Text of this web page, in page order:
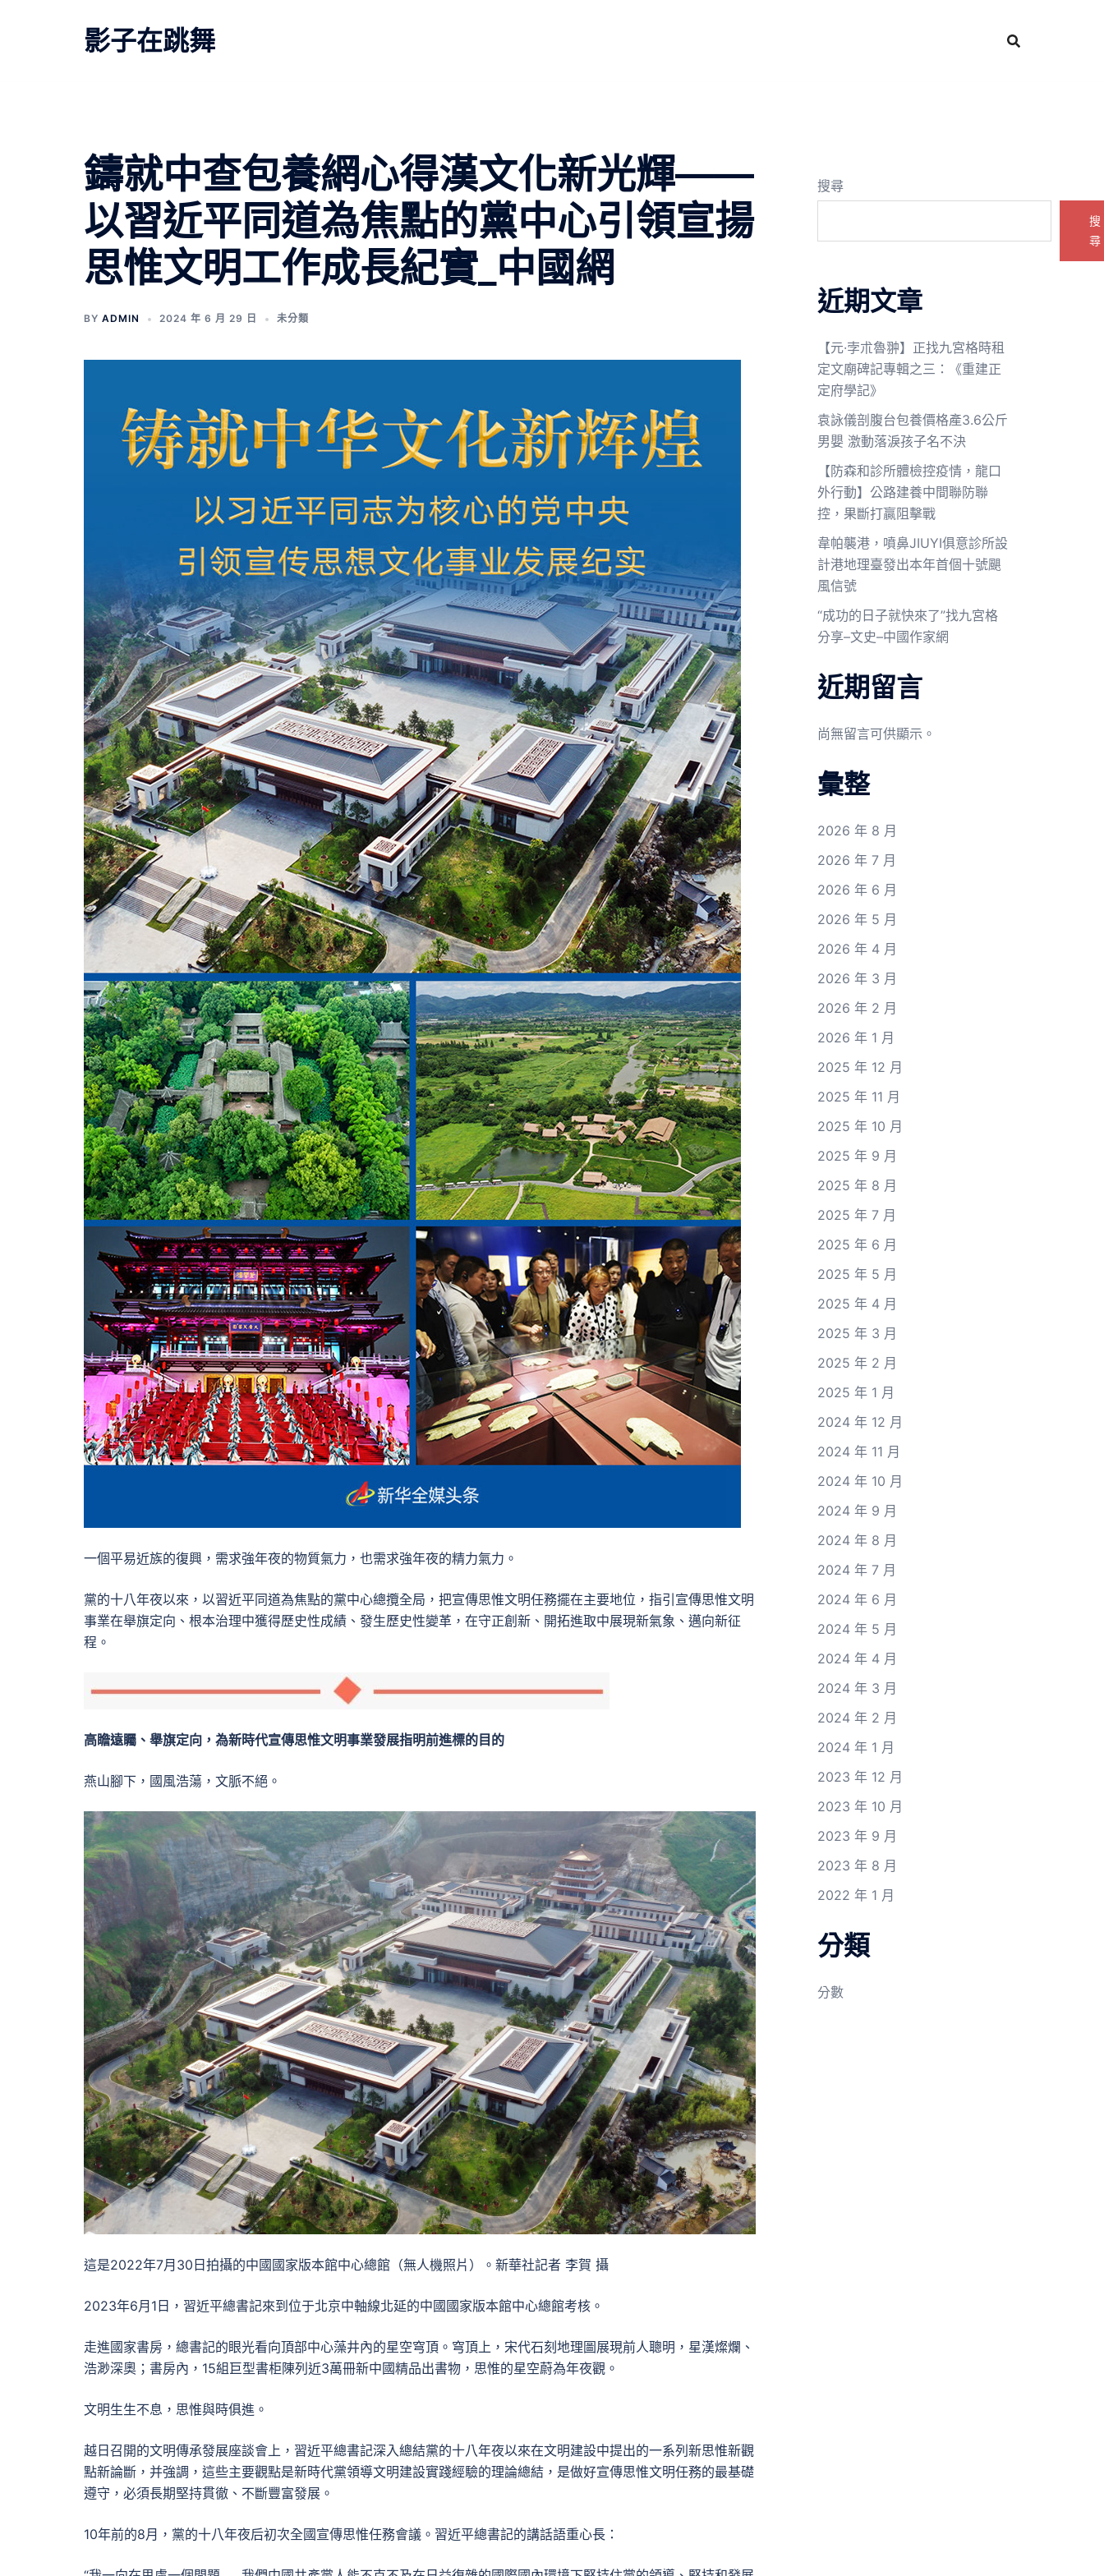
影子在跳舞
鑄就中查包養網心得漢文化新光輝——
以習近平同道為焦點的黨中心引領宣揚
思惟文明工作成長紀實_中國網
BY ADMIN 2024 年 6 月 29 日 未分類
一個平易近族的復興，需求強年夜的物質氣力，也需求強年夜的精力氣力。
黨的十八年夜以來，以習近平同道為焦點的黨中心總攬全局，把宣傳思惟文明任務擺在主要地位，指引宣傳思惟文明
事業在舉旗定向、根本治理中獲得歷史性成績、發生歷史性變革，在守正創新、開拓進取中展現新氣象、邁向新征
程。
高瞻遠矚、舉旗定向，為新時代宣傳思惟文明事業發展指明前進標的目的
燕山腳下，國風浩蕩，文脈不絕。
這是2022年7月30日拍攝的中國國家版本館中心總館（無人機照片）。新華社記者 李賀 攝
2023年6月1日，習近平總書記來到位于北京中軸線北延的中國國家版本館中心總館考核。
走進國家書房，總書記的眼光看向頂部中心藻井內的星空穹頂。穹頂上，宋代石刻地理圖展現前人聰明，星漢燦爛、
浩渺深奧；書房內，15組巨型書柜陳列近3萬冊新中國精品出書物，思惟的星空蔚為年夜觀。
文明生生不息，思惟與時俱進。
越日召開的文明傳承發展座談會上，習近平總書記深入總結黨的十八年夜以來在文明建設中提出的一系列新思惟新觀
點新論斷，并強調，這些主要觀點是新時代黨領導文明建設實踐經驗的理論總結，是做好宣傳思惟文明任務的最基礎
遵守，必須長期堅持貫徹、不斷豐富發展。
10年前的8月，黨的十八年夜后初次全國宣傳思惟任務會議。習近平總書記的講話語重心長：
搜尋
搜
尋
近期文章
【元·孛朮魯翀】正找九宮格時租
定文廟碑記專輯之三：《重建正
定府學記》
袁詠儀剖腹台包養價格產3.6公斤
男嬰 激動落淚孩子名不決
【防森和診所體檢控疫情，龍口
外行動】公路建養中間聯防聯
控，果斷打贏阻擊戰
韋帕襲港，噴鼻JIUYI俱意診所設
計港地理臺發出本年首個十號颶
風信號
“成功的日子就快來了”找九宮格
分享–文史–中國作家網
近期留言
尚無留言可供顯示。
彙整
2026 年 8 月
2026 年 7 月
2026 年 6 月
2026 年 5 月
2026 年 4 月
2026 年 3 月
2026 年 2 月
2026 年 1 月
2025 年 12 月
2025 年 11 月
2025 年 10 月
2025 年 9 月
2025 年 8 月
2025 年 7 月
2025 年 6 月
2025 年 5 月
2025 年 4 月
2025 年 3 月
2025 年 2 月
2025 年 1 月
2024 年 12 月
2024 年 11 月
2024 年 10 月
2024 年 9 月
2024 年 8 月
2024 年 7 月
2024 年 6 月
2024 年 5 月
2024 年 4 月
2024 年 3 月
2024 年 2 月
2024 年 1 月
2023 年 12 月
2023 年 10 月
2023 年 9 月
2023 年 8 月
2022 年 1 月
分類
分數